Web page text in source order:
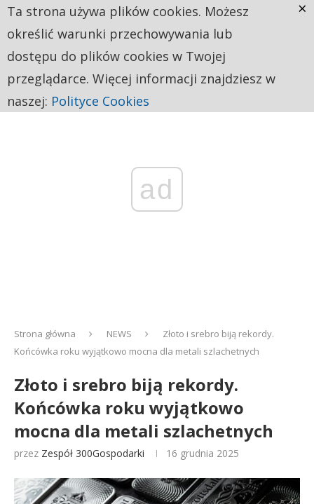
ad
Strona główna NEWS
Złoto i srebro biją rekordy.
Końcówka roku wyjątkowo mocna dla metali szlachetnych
Złoto i srebro biją rekordy.
Końcówka roku wyjątkowo
mocna dla metali szlachetnych
przez Zespół 300Gospodarki 16 grudnia 2025
Ta strona używa plików cookies. Możesz
określić warunki przechowywania lub
dostępu do plików cookies w Twojej
przeglądarce. Więcej informacji znajdziesz w
naszej: Polityce Cookies
×